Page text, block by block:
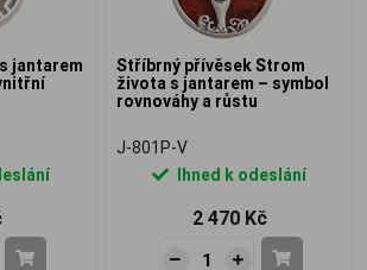
jantarem
Stříbrný přívěsek Strom
života s jantarem – symbol
rovnováhy a růstu
J-801P-V
Ihned k odeslání
2 470 Kč